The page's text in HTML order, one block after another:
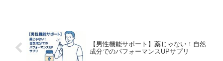
【男性機能サポート】薬じゃない！自然
成分でのパフォーマンスUPサプリ